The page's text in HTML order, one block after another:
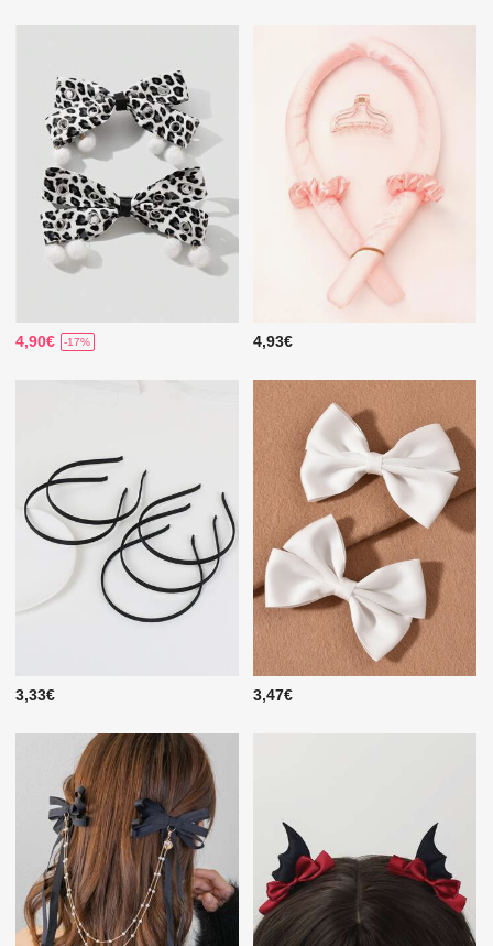
4,90€ -17% 4,93€
3,33€ 3,47€